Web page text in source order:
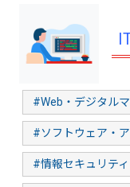
#Web・デジタル
#ソフトウェア・
#情報セキュリティ